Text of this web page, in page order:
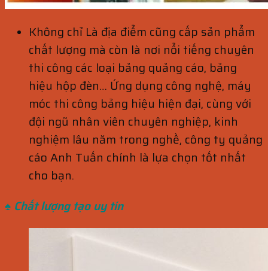
Không chỉ Là địa điểm cũng cấp sản phẩm
chất lượng mà còn là nơi nổi tiếng chuyên
thi công các loại bảng quảng cáo, bảng
hiệu hộp đèn… Ứng dụng công nghệ, máy
móc thi công bảng hiệu hiện đại, cùng với
đội ngũ nhân viên chuyên nghiệp, kinh
nghiệm lâu năm trong nghề, công ty quảng
cáo Anh Tuấn chính là lựa chọn tốt nhất
cho bạn.
♠ Chất lượng tạo uy tín